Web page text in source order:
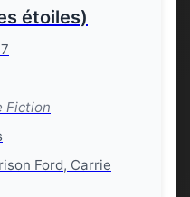
étoiles)
Fiction
Ford, Carrie